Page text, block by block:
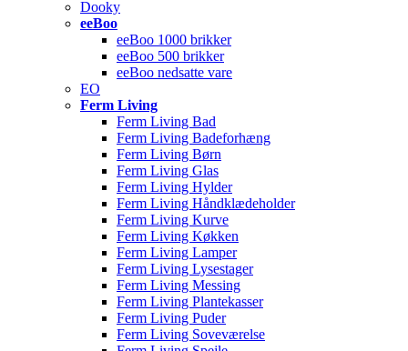
Dooky
eeBoo
eeBoo 1000 brikker
eeBoo 500 brikker
eeBoo nedsatte vare
EO
Ferm Living
Ferm Living Bad
Ferm Living Badeforhæng
Ferm Living Børn
Ferm Living Glas
Ferm Living Hylder
Ferm Living Håndklædeholder
Ferm Living Kurve
Ferm Living Køkken
Ferm Living Lamper
Ferm Living Lysestager
Ferm Living Messing
Ferm Living Plantekasser
Ferm Living Puder
Ferm Living Soveværelse